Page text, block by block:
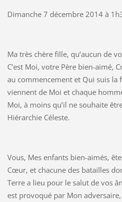
Dimanche 7 décembre 2014 à
Ma très chère fille, qu’aucun de
C’est Moi, votre Père bien-aimé,
au commencement et Qui suis la
viennent de Moi et chaque
Moi, à moins qu’il ne souhaite
Hiérarchie Céleste.
Vous, Mes enfants bien-aimés,
Cœur, et chacune des batailles
Terre a lieu pour le salut de vos
est provoqué par Mon